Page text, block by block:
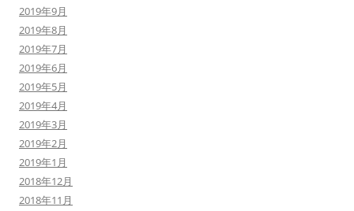
2019年9月
2019年8月
2019年7月
2019年6月
2019年5月
2019年4月
2019年3月
2019年2月
2019年1月
2018年12月
2018年11月